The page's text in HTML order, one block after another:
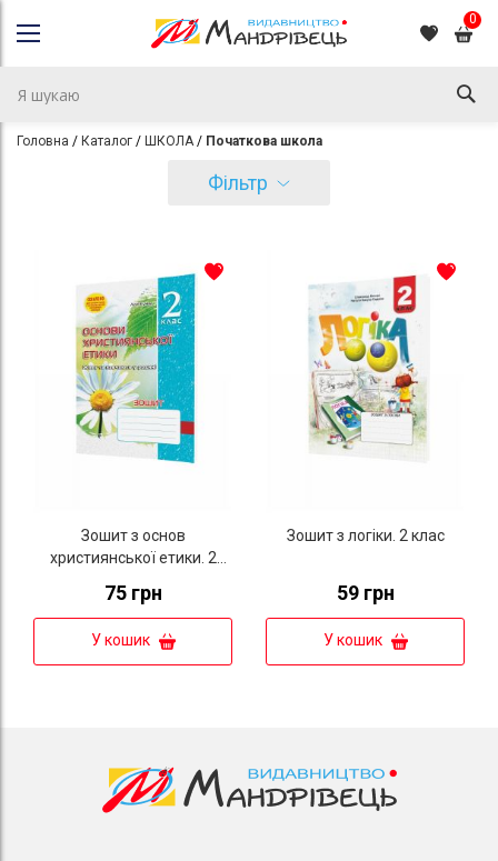
0
Головна Каталог ШКОЛА Початкова школа
Фільтр
Зошит з основ
християнської етики. 2
75 грн
У кошик
Зошит з логіки. 2 клас
59 грн
У кошик